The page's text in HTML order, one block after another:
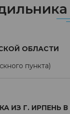
ОБЛАСТИ
пункта)
ИЗ Г. ИРПЕНЬ